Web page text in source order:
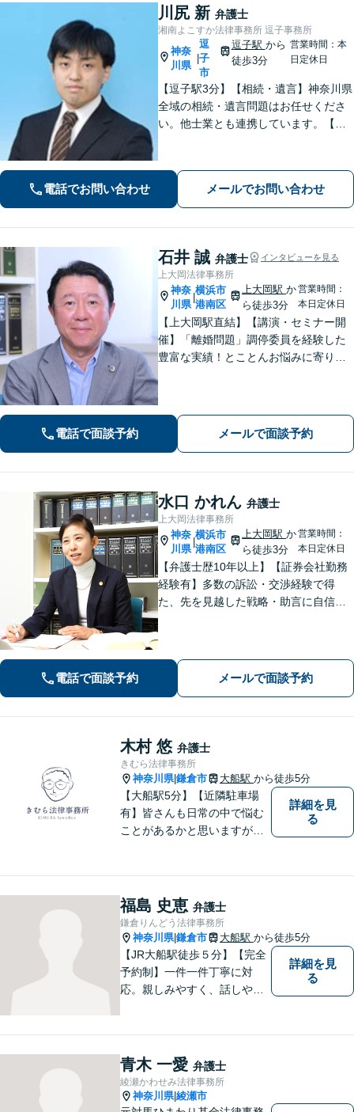
川尻 新 弁護士
湘南よこすか法律事務所 逗子事務所
神奈
川県
逗
子
市
逗子駅 から
徒歩3分
営業時間：本
日定休日
【逗子駅3分】【相続・遺言】神奈川県
全域の相続・遺言問題はお任せくださ
い。他士業とも連携しています。【離
【初回面談無料】【夜間・休日は予約
で対応可】【法テラス可】
電話でお問い合わせ メールでお問い合わせ
石井 誠 弁護士 インタビューを見る
上大岡法律事務所
神奈
川県
横浜市
港南区
上大岡駅か
ら徒歩3分
営業時間：
本日定休日
【上大岡駅直結】【講演・セミナー開
催】「離婚問題」調停委員を経験した
豊富な実績！とことんお悩みに寄り添
電話で面談予約 メールで面談予約
水口 かれん 弁護士
上大岡法律事務所
神奈
川県
横浜市
港南区
上大岡駅か
ら徒歩3分
営業時間：
本日定休日
【弁護士歴10年以上】【証券会社勤務
経験有】多数の訴訟・交渉経験で得
た、先を見越した戦略・助言に自信が
電話で面談予約 メールで面談予約
木村 悠 弁護士
きむら法律事務所
神奈川県|鎌倉市 大船駅 から徒歩5分
【大船駅5分】【近隣駐車場
有】皆さんも日常の中で悩む
ことがあるかと思いますが、
方々により良い法律サービス
を届けていきたいと思いま
す。 ぜひご相談ください。
詳細を見
る
福島 史恵 弁護士
鎌倉りんどう法律事務所
神奈川県|鎌倉市 大船駅 から徒歩5分
【JR大船駅徒歩５分】【完全
予約制】一件一件丁寧に対
応。親しみやすく、話しやす
お問い合わせください。
詳細を見
る
青木 一愛 弁護士
綾瀬かわせみ法律事務所
神奈川県|綾瀬市